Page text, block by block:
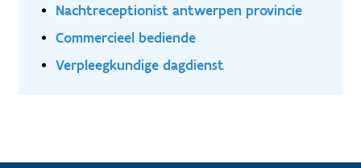
Nachtreceptionist antwerpen provincie
Commercieel bediende
Verpleegkundige dagdienst